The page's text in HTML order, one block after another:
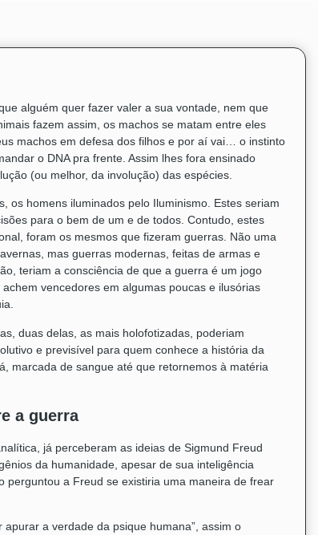
alguém quer fazer valer a sua vontade, nem que
fazem assim, os machos se matam entre eles
machos em defesa dos filhos e por aí vai… o instinto
o DNA pra frente. Assim lhes fora ensinado
(ou melhor, da involução) das espécies.
os homens iluminados pelo Iluminismo. Estes seriam
para o bem de um e de todos. Contudo, estes
foram os mesmos que fizeram guerras. Não uma
mas guerras modernas, feitas de armas e
teriam a consciência de que a guerra é um jogo
vencedores em algumas poucas e ilusórias
duas delas, as mais holofotizadas, poderiam
e previsível para quem conhece a história da
marcada de sangue até que retornemos à matéria
a guerra
já perceberam as ideias de Sigmund Freud
da humanidade, apesar de sua inteligência
perguntou a Freud se existiria uma maneira de frear
a verdade da psique humana”, assim o